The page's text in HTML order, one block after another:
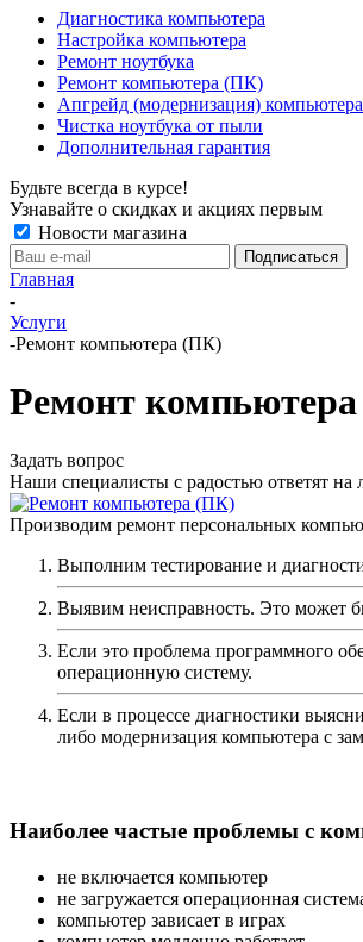
Диагностика компьютера
Настройка компьютера
Ремонт ноутбука
Ремонт компьютера (ПК)
Апгрейд (модернизация) компьютера
Чистка ноутбука от пыли
Дополнительная гарантия
Будьте всегда в курсе!
Узнавайте о скидках и акциях первым
Новости магазина
Главная
-
Услуги
-Ремонт компьютера (ПК)
Ремонт
Задать вопрос
Наши специалисты с радостью ответят
Производим ремонт персональных
Выполним тестирование и
Выявим неисправность. Это может
Если это проблема программного
операционную систему.
Если в процессе диагностики
либо модернизация компьютера с
Наиболее частые проблемы с
не включается компьютер
не загружается операционная
компьютер зависает в играх